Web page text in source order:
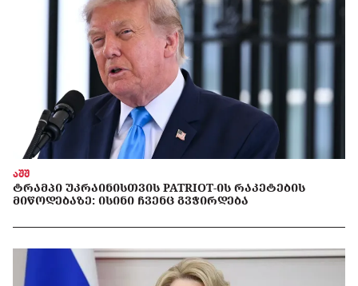
აშშ
ᲢᲠᲐᲛᲞᲘ ᲣᲙᲠᲐᲘᲜᲘᲡᲗᲕᲘᲡ PATRIOT-ᲘᲡ ᲠᲐᲙᲔᲢᲔᲑᲘᲡ
ᲛᲘᲬᲝᲓᲔᲑᲐᲖᲔ: ᲘᲡᲘᲜᲘ ᲩᲕᲔᲜᲪ ᲒᲕᲭᲘᲠᲓᲔᲑᲐ